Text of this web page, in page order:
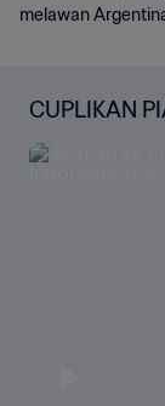
melawan
CUPLIKAN
NESIA 2023